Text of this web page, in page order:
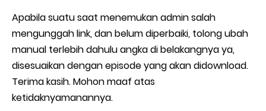
Apabila suatu saat menemukan admin salah
mengunggah link, dan belum diperbaiki, tolong ubah
manual terlebih dahulu angka di belakangnya ya,
disesuaikan dengan episode yang akan didownload.
Terima kasih. Mohon maaf atas
ketidaknyamanannya.